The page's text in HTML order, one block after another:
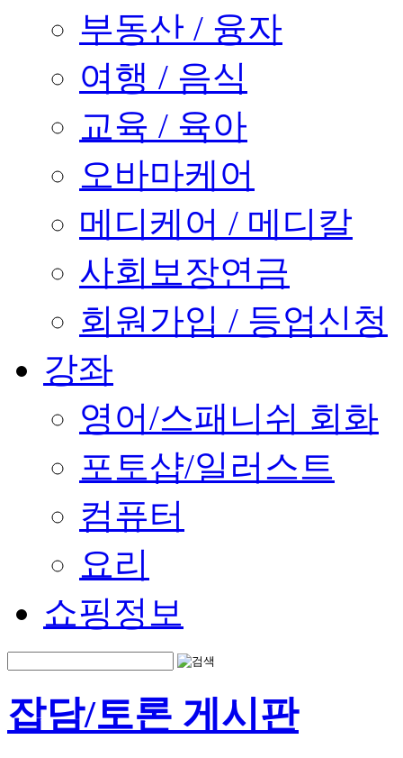
부동산 / 융자
여행 / 음식
교육 / 육아
오바마케어
메디케어 / 메디칼
사회보장연금
회원가입 / 등업신청
강좌
영어/스패니쉬 회화
포토샵/일러스트
컴퓨터
요리
쇼핑정보
잡담/토론 게시판